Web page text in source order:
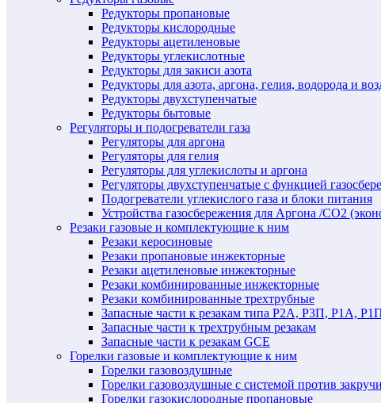
Редукторы пропановые
Редукторы кислородные
Редукторы ацетиленовые
Редукторы углекислотные
Редукторы для закиси азота
Редукторы для азота, аргона, гелия, водорода и
Редукторы двухступенчатые
Редукторы бытовые
Регуляторы и подогреватели газа
Регуляторы для аргона
Регуляторы для гелия
Регуляторы для углекислоты и аргона
Регуляторы двухступенчатые c функцией
Подогреватели углекислого газа и блоки питания
Устройства газосбережения для Аргона /СО2
Резаки газовые и комплектующие к ним
Резаки керосиновые
Резаки пропановые инжекторные
Резаки ацетиленовые инжекторные
Резаки комбинированные инжекторные
Резаки комбинированные трехтрубные
Запасные части к резакам типа Р2А, Р3П, Р1А,
Запасные части к трехтрубным резакам
Запасные части к резакам GCE
Горелки газовые и комплектующие к ним
Горелки газовоздушные
Горелки газовоздушные с системой против
Горелки газокислородные пропановые